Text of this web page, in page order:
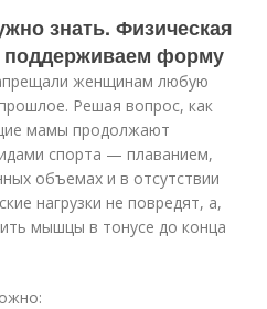
знать. Физическая
поддерживаем форму
женщинам любую
Решая вопрос, как
мамы продолжают
спорта — плаванием,
объемах и в отсутствии
нагрузки не повредят, а,
мышцы в тонусе до конца